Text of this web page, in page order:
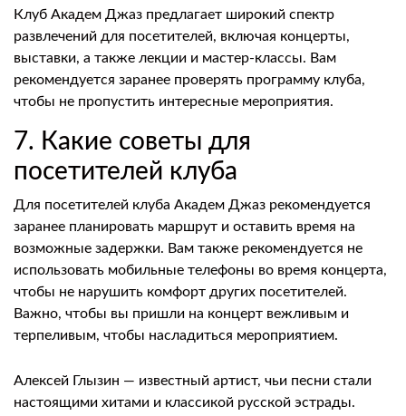
Клуб Академ Джаз предлагает широкий спектр
развлечений для посетителей, включая концерты,
выставки, а также лекции и мастер-классы. Вам
рекомендуется заранее проверять программу клуба,
чтобы не пропустить интересные мероприятия.
7. Какие советы для
посетителей клуба
Для посетителей клуба Академ Джаз рекомендуется
заранее планировать маршрут и оставить время на
возможные задержки. Вам также рекомендуется не
использовать мобильные телефоны во время концерта,
чтобы не нарушить комфорт других посетителей.
Важно, чтобы вы пришли на концерт вежливым и
терпеливым, чтобы насладиться мероприятием.
Алексей Глызин — известный артист, чьи песни стали
настоящими хитами и классикой русской эстрады.